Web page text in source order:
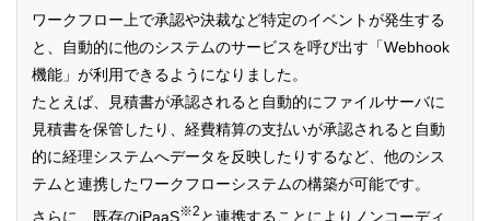
ワークフロー上で承認や決裁など特定のイベントが発生する
と、自動的に他のシステムのサービスを呼び出す「Webhook
機能」が利用できるようになりました。
たとえば、見積書が承認されると自動的にファイルサーバに
見積書を保管したり、経費精算の支払いが承認されると自動
的に経理システムへデータを反映したりするなど、他のシス
テムと連携したワークフローシステムの構築が可能です。
さらに、既存のiPaaS※2 と連携することによりノンコーディ